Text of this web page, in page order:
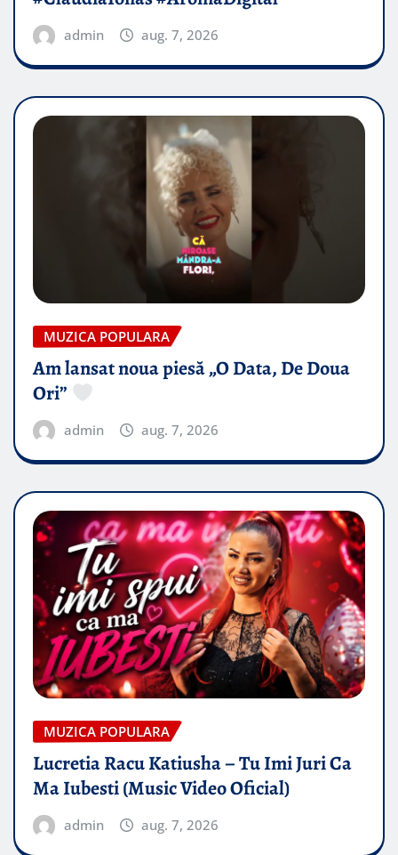
admin aug. 7, 2026
MUZICA POPULARA
Am lansat noua piesă „O Data, De Doua
Ori”
admin aug. 7, 2026
MUZICA POPULARA
Lucretia Racu Katiusha – Tu Imi Juri Ca
Ma Iubesti (Music Video Oficial)
admin aug. 7, 2026